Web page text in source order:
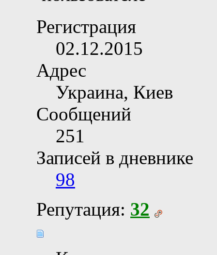
Регистрация
02.12.2015
Адрес
Украина, Киев
Сообщений
251
Записей в дневнике
98
Репутация: 32